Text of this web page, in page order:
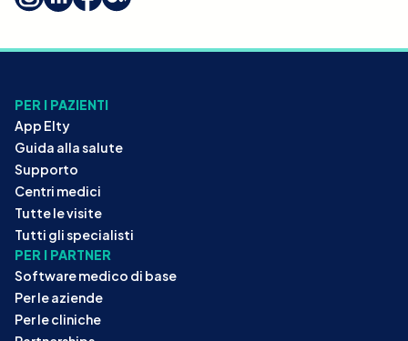
PER I PAZIENTI
App Elty
Guida alla salute
Supporto
Centri medici
Tutte le visite
Tutti gli specialisti
PER I PARTNER
Software medico di base
Per le aziende
Per le cliniche